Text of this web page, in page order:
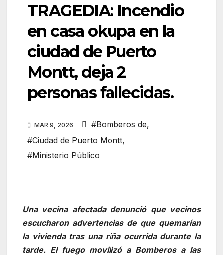
TRAGEDIA: Incendio
en casa okupa en la
ciudad de Puerto
Montt, deja 2
personas fallecidas.
MAR 9, 2026 #Bomberos de,
#Ciudad de Puerto Montt,
#Ministerio Público
Una vecina afectada denunció que vecinos
escucharon advertencias de que quemarían
la vivienda tras una riña ocurrida durante la
tarde. El fuego movilizó a Bomberos a las